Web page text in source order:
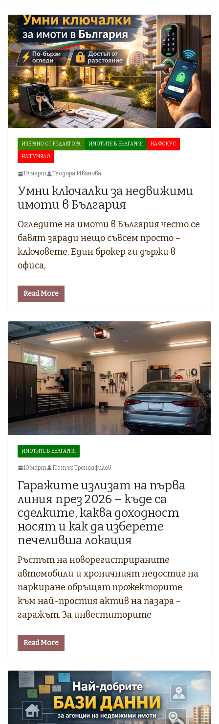
ИЗБРАНО ОТ РЕДАКТОРА ИМОТИТЕ В БЪЛГАРИЯ НА ФОКУС
НАШУМЯЛО
19 март Теодора Иванова
Умни ключалки за недвижими
имоти в България
Огледите на имоти в България често се
бавят заради нещо съвсем просто –
ключовете. Един брокер ги държи в
офиса,
Read More
ИМОТИТЕ В БЪЛГАРИЯ
10 март Петър Трендафилов
Гаражите излизат на първа
линия през 2026 – къде са
сделките, каква доходност
носят и как да изберете
печеливша локация
Ръстът на новорегистрираните
автомобили и хроничният недостиг на
паркиране обръщат прожекторите
към най-простия актив на пазара –
гаражът. За инвеститорите
Read More